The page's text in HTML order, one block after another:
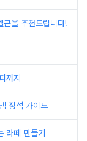
곤을 추천드립니다!
까지
정석 가이드
라떼 만들기